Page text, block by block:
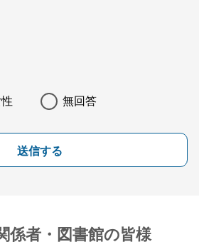
無回答
送信する
係者・図書館の皆様